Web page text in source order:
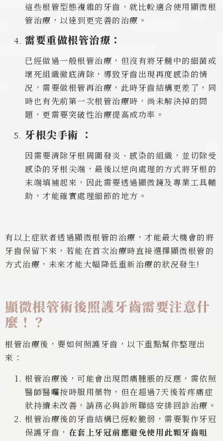
這些根管型態複雜的牙齒，就比較適合使用顯微根
管治療，以達到更完善的治療。
需要重做根管治療：
已經做過一般根管治療，但沒有將牙髓中的細菌或
壞死組織徹底清除，導致牙齒出現再度感染的情
況，需要做根管再治療，此時牙齒結構更差了，同
時也有先前第一次根管治療時，尚未解決掉的問
題，更需要突破性治療提高成功率。
牙根尖手術 ：
因需要清除牙根周圍發炎、感染的組織，並切除受
感染的牙根尖端，最後以逆向處理的方式將牙根的
末端填補起來，因此需要透過顯微鏡及專業工具輔
助，才能確實處理細節的地方。
有以上症狀者透過顯微根管的治療，才能最大機會的將
牙齒保留下來，若能在首次治療時直接選擇顯微根管的
方式治療，未來才能大幅降低重新治療的狀況發生!
顯微根管術後照護牙齒需要注意什
麼！？
根管治療後，要如何照護牙齒，以下重點幫你整理出
來：
根管治療後，可能會出現悶痛腫脹的反應，需依照
醫師醫囑按時服用藥物，但在超過7天後若疼痛症
狀持續未改善，請務必與診所聯絡安排回診治療。
根管治療後的牙齒結構已經較脆弱，需要製作牙冠
保護牙齒， 在套上牙冠前應避免使用此顆牙齒咀